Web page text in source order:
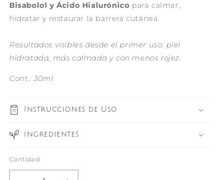
Bisabolol y Ácido Hialurónico para calmar,
hidratar y restaurar la barrera cutánea.
Resultados visibles desde el primer uso: piel
hidratada, más calmada y con menos rojez.
Cont.: 30ml
Instrucciones de Uso
Ingredientes
Cantidad